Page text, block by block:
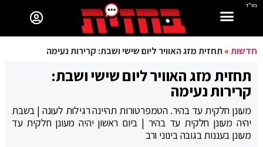
בס"ד
חדשות»תחזית מזג האוויר ליום שישי ושבת: קרירות נעימה
תחזית מזג האוויר ליום שישי ושבת:
קרירות נעימה
מעונן חלקית עד בהיר. הטמפרטורות תהיינה רגילות לעונה | בשבת
יהיה מעונן חלקית עד בהיר | ביום ראשון יהיה מעונן חלקית עד
מעונן בעננות בגובה בינוני ורב